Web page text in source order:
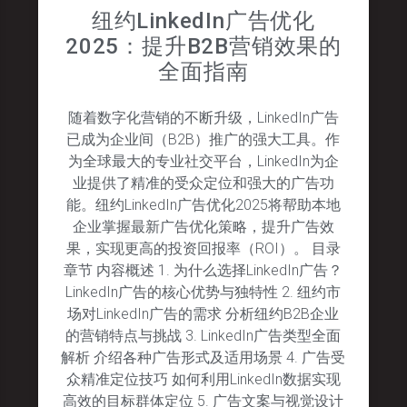
纽约LinkedIn广告优化
2025：提升B2B营销效果的
全面指南
随着数字化营销的不断升级，LinkedIn广告
已成为企业间（B2B）推广的强大工具。作
为全球最大的专业社交平台，LinkedIn为企
业提供了精准的受众定位和强大的广告功
能。纽约LinkedIn广告优化2025将帮助本地
企业掌握最新广告优化策略，提升广告效
果，实现更高的投资回报率（ROI）。 目录
章节 内容概述 1. 为什么选择LinkedIn广告？
LinkedIn广告的核心优势与独特性 2. 纽约市
场对LinkedIn广告的需求 分析纽约B2B企业
的营销特点与挑战 3. LinkedIn广告类型全面
解析 介绍各种广告形式及适用场景 4. 广告受
众精准定位技巧 如何利用LinkedIn数据实现
高效的目标群体定位 5. 广告文案与视觉设计